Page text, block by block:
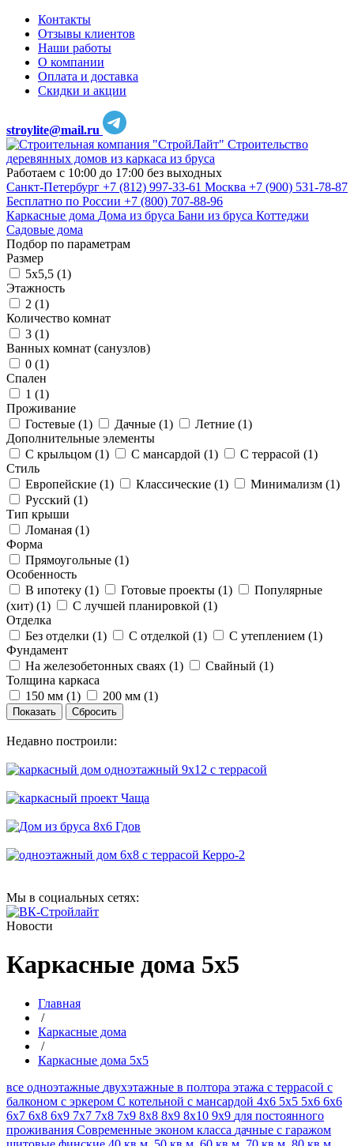
Контакты
Отзывы клиентов
Наши работы
О компании
Оплата и доставка
Скидки и акции
stroylite@mail.ru
Строительство
деревянных домов из каркаса из бруса
Работаем с 10:00 до 17:00 без выходных
Санкт-Петербург +7 (812) 997-33-61 Москва +7 (900) 531-78-87
Бесплатно по России +7 (800) 707-88-96
Каркасные дома Дома из бруса Бани из бруса Коттеджи
Садовые дома
Подбор по параметрам
Размер
5х5,5 (1)
Этажность
2 (1)
Количество комнат
3 (1)
Ванных комнат (санузлов)
0 (1)
Спален
1 (1)
Проживание
Гостевые (1) Дачные (1) Летние (1)
Дополнительные элементы
С крыльцом (1) С мансардой (1) С террасой (1)
Стиль
Европейские (1) Классические (1) Минимализм (1)
Русский (1)
Тип крыши
Ломаная (1)
Форма
Прямоугольные (1)
Особенность
В ипотеку (1) Готовые проекты (1)
Популярные
(хит) (1) С лучшей планировкой (1)
Отделка
Без отделки (1) С отделкой (1) С утеплением (1)
Фундамент
На железобетонных сваях (1) Свайный (1)
Толщина каркаса
150 мм (1) 200 мм (1)
Недавно построили:
Мы в социальных сетях:
Новости
Каркасные дома 5x5
Главная
/
Каркасные дома
/
Каркасные дома 5x5
все одноэтажные двухэтажные в полтора этажа с террасой с
балконом с эркером С котельной с мансардой 4х6 5х5 5х6 6х6
6х7 6х8 6х9 7х7 7х8 7х9 8х8 8х9 8х10 9х9 для постоянного
проживания Современные эконом класса дачные с гаражом